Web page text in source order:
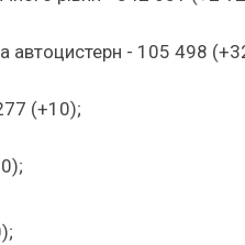
автоцистерн - 105 498
(+10);